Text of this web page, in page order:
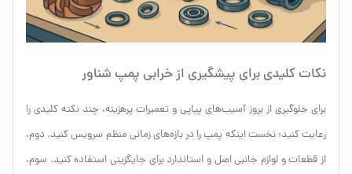
نکات کلیدی برای پیشگیری از خرابی پمپ شناور
برای جلوگیری از بروز آسیب‌های پیاپی و تعمیرات پرهزینه، چند نکته کلیدی را
رعایت کنید: نخست اینکه پمپ را در بازه‌های زمانی منظم سرویس کنید. دوم،
از قطعات و لوازم جانبی اصل و استاندارد برای جایگزینی استفاده کنید. سوم،